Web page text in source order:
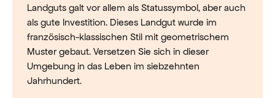
Landguts galt vor allem als Statussymbol, aber auch
als gute Investition. Dieses Landgut wurde im
französisch-klassischen Stil mit geometrischem
Muster gebaut. Versetzen Sie sich in dieser
Umgebung in das Leben im siebzehnten
Jahrhundert.